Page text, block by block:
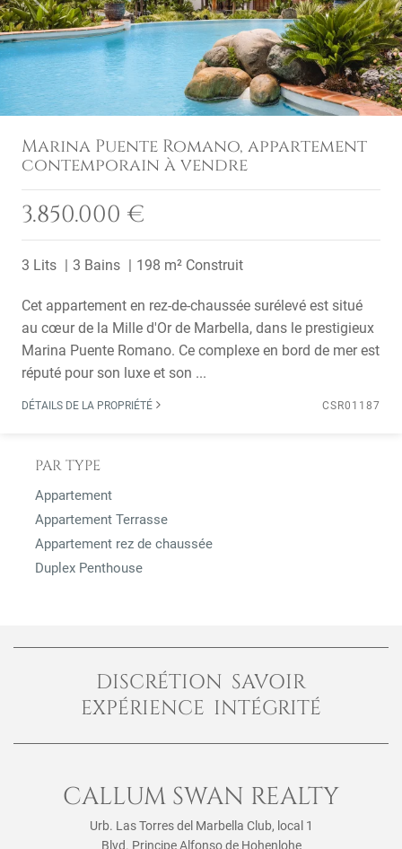
Marina Puente Romano, appartement
contemporain à vendre
3.850.000 €
3 Lits 3 Bains 198 m² Construit
Cet appartement en rez-de-chaussée surélevé est situé
au cœur de la Mille d'Or de Marbella, dans le prestigieux
Marina Puente Romano. Ce complexe en bord de mer est
réputé pour son luxe et son ...
DÉTAILS DE LA PROPRIÉTÉ CSR01187
PAR TYPE
Appartement
Appartement Terrasse
Appartement rez de chaussée
Duplex Penthouse
DISCRÉTION SAVOIR
EXPÉRIENCE INTÉGRITÉ
CALLUM SWAN REALTY
Urb. Las Torres del Marbella Club, local 1
Blvd. Principe Alfonso de Hohenlohe